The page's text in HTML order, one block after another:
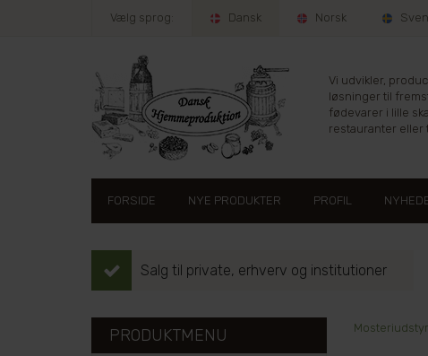
Vælg sprog: Dansk Norsk
Vi udvikler,
løsninger til
fødevarer i lille
restauranter eller
FORSIDE NYE PRODUKTER PROFIL
Salg til private, erhverv og institutioner
Mosteriudstyr
PRODUKTMENU